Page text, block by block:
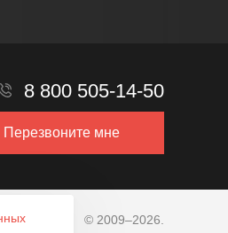
8 800 505-14-50
Перезвоните мне
© 2009–2026.